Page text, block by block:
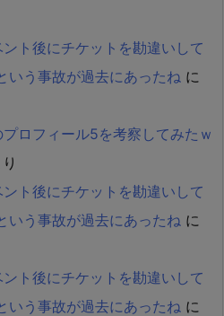
ント後にチケットを勘違いして
いう事故が過去にあったね に
プロフィール5を考察してみたｗ
ント後にチケットを勘違いして
いう事故が過去にあったね に
ント後にチケットを勘違いして
いう事故が過去にあったね に